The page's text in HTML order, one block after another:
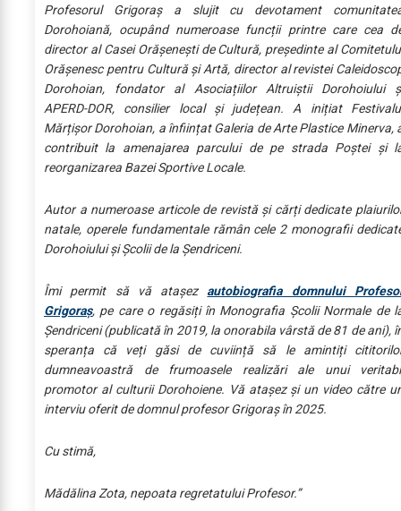
Profesorul Grigoraș a slujit cu devotament
Dorohoiană, ocupând numeroase funcții printre care cea
director al Casei Orășenești de Cultură, președinte al
Orășenesc pentru Cultură și Artă, director al revistei
Dorohoian, fondator al Asociațiilor Altruiștii Dorohoiului
APERD-DOR, consilier local și județean. A inițiat
Mărțișor Dorohoian, a înființat Galeria de Arte Plastice Minerva,
contribuit la amenajarea parcului de pe strada Poștei și
reorganizarea Bazei Sportive Locale.
Autor a numeroase articole de revistă și cărți dedicate
natale, operele fundamentale rămân cele 2 monografii
Dorohoiului și Școlii de la Șendriceni.
Îmi permit să vă atașez autobiografia domnului
Grigoraș, pe care o regăsiți în Monografia Școlii Normale de
Șendriceni (publicată în 2019, la onorabila vârstă de 81 de ani),
speranța că veți găsi de cuviință să le amintiți
dumneavoastră de frumoasele realizări ale unui
promotor al culturii Dorohoiene. Vă atașez și un video către
interviu oferit de domnul profesor Grigoraș în 2025.
Cu stimă,
Mădălina Zota, nepoata regretatului Profesor.”